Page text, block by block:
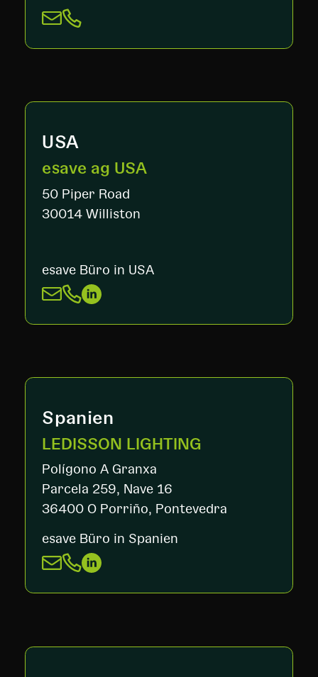
USA
esave ag USA
50 Piper Road
30014 Williston
esave Büro in USA
Spanien
LEDISSON LIGHTING
Polígono A Granxa
Parcela 259, Nave 16
36400 O Porriño, Pontevedra
esave Büro in Spanien